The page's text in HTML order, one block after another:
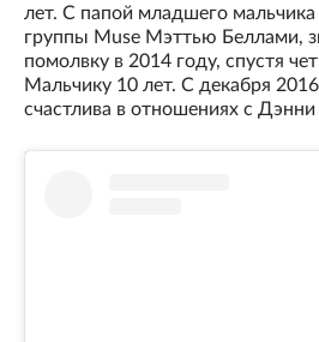
лет. С папой младшего
группы Muse Мэттью Беллами,
помолвку в 2014 году, спустя
Мальчику 10 лет. С декабря
счастлива в отношениях с